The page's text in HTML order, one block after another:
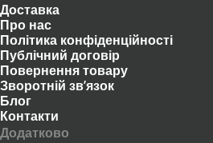
Доставка
Про нас
Політика конфіденційності
Публічний договір
Повернення товару
Зворотній зв’язок
Блог
Контакти
Додатково